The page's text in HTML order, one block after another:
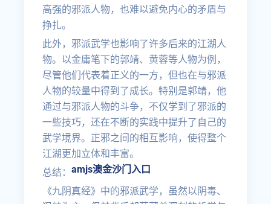
高强的邪派人物，也难以避免内心的矛盾与
挣扎。
此外，邪派武学也影响了许多后来的江湖人
物。以金庸笔下的郭靖、黄蓉等人物为例，
尽管他们代表着正义的一方，但也在与邪派
人物的较量中得到了成长。特别是郭靖，他
通过与邪派人物的斗争，不仅学到了邪派的
一些技巧，还在不断的实践中提升了自己的
武学境界。正邪之间的相互影响，使得整个
江湖更加立体和丰富。
amjs澳金沙门入口
总结：
《九阴真经》中的邪派武学，虽然以阴毒、